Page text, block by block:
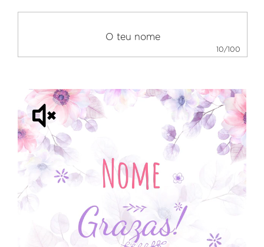
10/100